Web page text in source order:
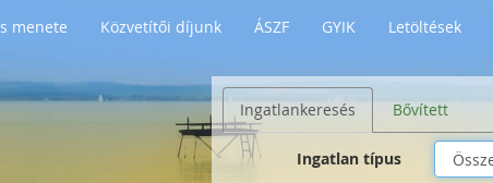
menete Közvetítői díjunk ÁSZF GYIK Letöltések
Ingatlankeresés Bővített
Ingatlan típus